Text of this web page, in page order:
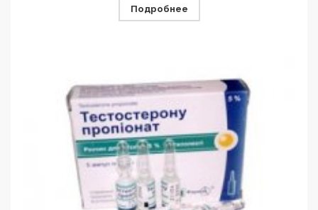
Подробнее